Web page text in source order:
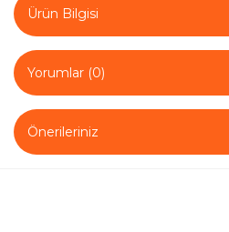
Ürün Bilgisi
Yorumlar (0)
Önerileriniz